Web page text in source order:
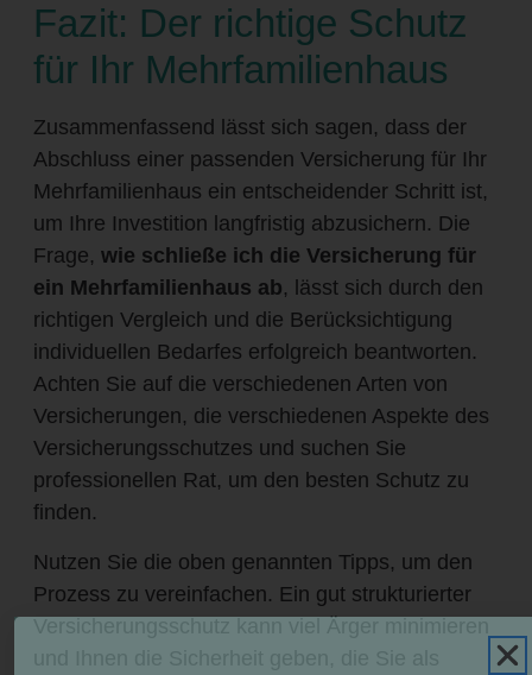
Fazit: Der richtige Schutz
für Ihr Mehrfamilienhaus
Zusammenfassend lässt sich sagen, dass der
Abschluss einer passenden Versicherung für Ihr
Mehrfamilienhaus ein entscheidender Schritt ist,
um Ihre Investition langfristig abzusichern. Die
Frage, wie schließe ich die Versicherung für
ein Mehrfamilienhaus ab, lässt sich durch den
richtigen Vergleich und die Berücksichtigung
individuellen Bedarfes erfolgreich beantworten.
Achten Sie auf die verschiedenen Arten von
Versicherungen, die verschiedenen Aspekte des
Versicherungsschutzes und suchen Sie
professionellen Rat, um den besten Schutz zu
finden.
Nutzen Sie die oben genannten Tipps, um den
Prozess zu vereinfachen. Ein gut strukturierter